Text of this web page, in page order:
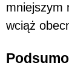
mniejszym
wciąż